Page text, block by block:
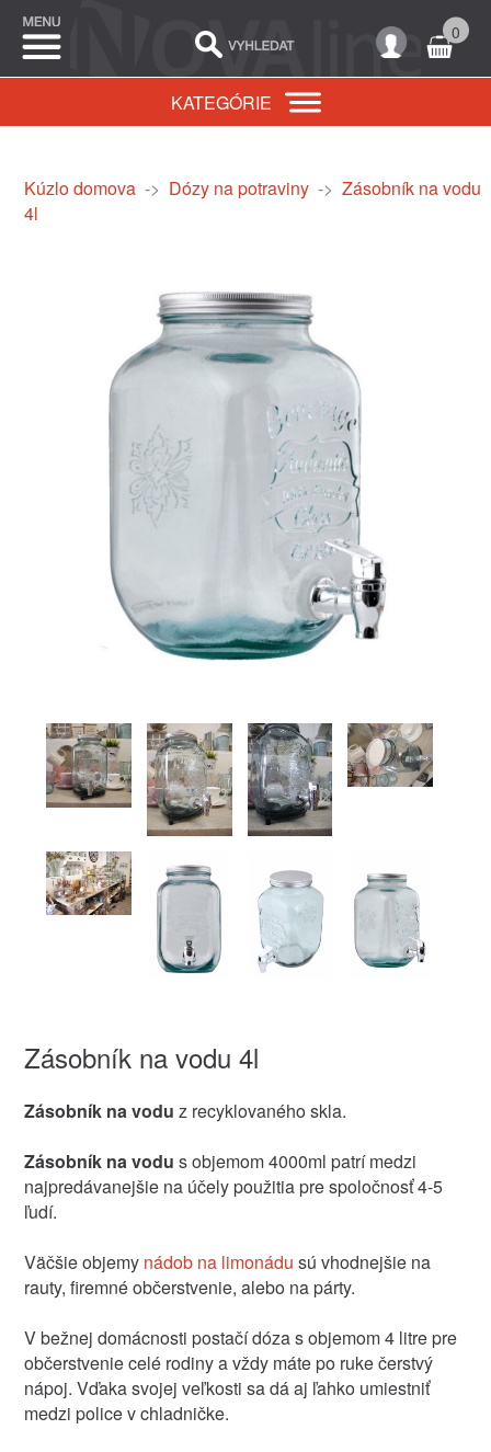
0
KATEGÓRIE
Kúzlo domova-> Dózy na potraviny-> Zásobník na vodu
4l
Zásobník na vodu 4l
Zásobník na vodu z recyklovaného skla.
Zásobník na vodu s objemom 4000ml patrí medzi
najpredávanejšie na účely použitia pre spoločnosť 4-5
ľudí.
Väčšie objemy nádob na limonádu sú vhodnejšie na
rauty, firemné občerstvenie, alebo na párty.
V bežnej domácnosti postačí dóza s objemom 4 litre pre
občerstvenie celé rodiny a vždy máte po ruke čerstvý
nápoj. Vďaka svojej veľkosti sa dá aj ľahko umiestniť
medzi police v chladničke.